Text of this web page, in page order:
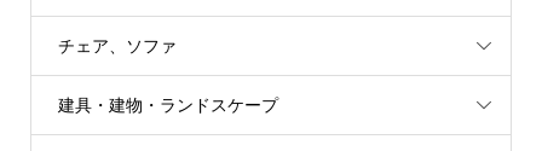
チェア、ソファ
建具・建物・ランドスケープ